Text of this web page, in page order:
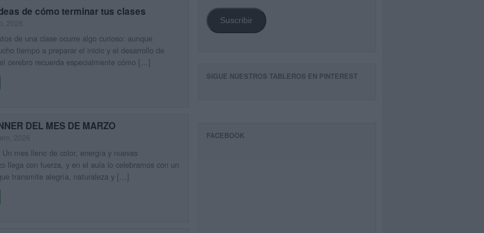
de cómo terminar tus clases
de una clase ocurre algo curioso: aunque
tiempo a preparar el inicio y el desarrollo de
cerebro recuerda especialmente cómo […]
DEL MES DE MARZO
Un mes lleno de color, energía y nuevas
llega con fuerza, y en el aula lo celebramos con un
transmite alegría, naturaleza y […]
Suscribir
SIGUE NUESTROS TABLEROS EN PINTEREST
FACEBOOK